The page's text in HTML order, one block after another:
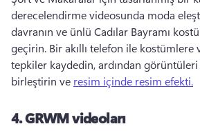
derecelendirme videosunda moda
davranın ve ünlü Cadılar Bayramı
geçirin. Bir akıllı telefon ile
tepkiler kaydedin, ardından
birleştirin ve resim içinde resim efekti.
4.GRWM videoları